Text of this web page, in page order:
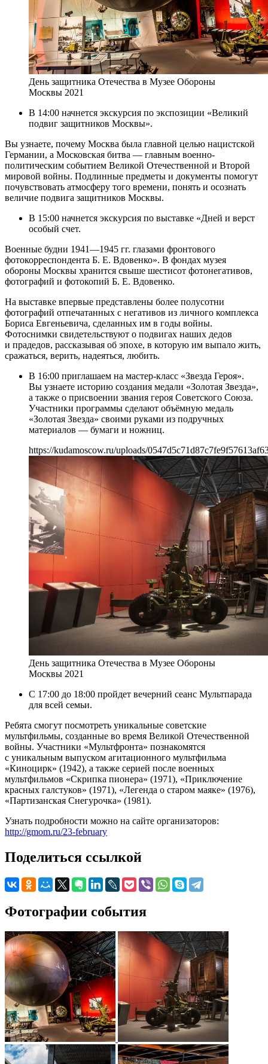
День защитника Отечества в Музее Обороны
Москвы 2021
В 14:00 начнется экскурсия по экспозиции «Великий
подвиг защитников Москвы».
Вы узнаете, почему Москва была главной целью нацистской
Германии, а Московская битва — главным военно-
политическим событием Великой Отечественной и Второй
мировой войны. Подлинные предметы и документы помогут
почувствовать атмосферу того времени, понять и осознать
величие подвига защитников Москвы.
В 15:00 начнется экскурсия по выставке «Дней и верст
особый счет.
Военные будни 1941—1945 гг. глазами фронтового
фотокорреспондента Б. Е. Вдовенко». В фондах музея
обороны Москвы хранится свыше шестисот фотонегативов,
фотографий и фотокопий Б. Е. Вдовенко.
На выставке впервые представлены более полусотни
фотографий отпечатанных с негативов из личного комплекса
Бориса Евгеньевича, сделанных им в годы войны.
Фотоснимки свидетельствуют о подвигах наших дедов
и прадедов, рассказывая об эпохе, в которую им выпало жить,
сражаться, верить, надеяться, любить.
В 16:00 приглашаем на мастер-класс «Звезда Героя».
Вы узнаете историю создания медали «Золотая Звезда»,
а также о присвоении звания героя Советского Союза.
Участники программы сделают объёмную медаль
«Золотая Звезда» своими руками из подручных
материалов — бумаги и ножниц.
https://kudamoscow.ru/uploads/
День защитника Отечества в Музее Обороны
Москвы 2021
С 17:00 до 18:00 пройдет вечерний сеанс Мультпарада
для всей семьи.
Ребята смогут посмотреть уникальные советские
мультфильмы, созданные во время Великой Отечественной
войны. Участники «Мультфронта» познакомятся
с уникальным выпуском агитационного мультфильма
«Киноцирк» (1942), а также серией после военных
мультфильмов «Скрипка пионера» (1971), «Приключение
красных галстуков» (1971), «Легенда о старом маяке» (1976),
«Партизанская Снегурочка» (1981).
Узнать подробности можно на сайте организаторов:
http://gmom.ru/23-february
Поделиться ссылкой
Фотографии события